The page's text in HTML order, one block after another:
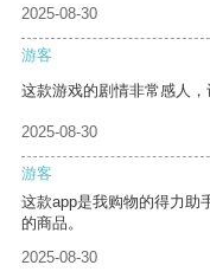
2025-08-30
游客
这款游戏的剧情非常感人，
2025-08-30
游客
这款app是我购物的得力助
的商品。
2025-08-30